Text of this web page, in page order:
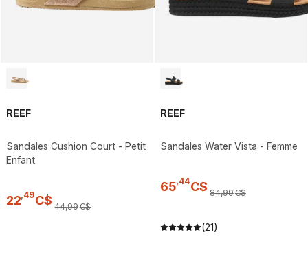
REEF
Sandales Cushion Court - Petit
Enfant
22 49C$ 44,99C$
REEF
Sandales Water Vista - Femme
65 44C$ 84,99C$
(21)